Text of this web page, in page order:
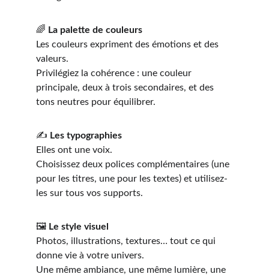
🌈 La palette de couleurs
Les couleurs expriment des émotions et des
valeurs.
Privilégiez la cohérence : une couleur
principale, deux à trois secondaires, et des
tons neutres pour équilibrer.
✍️ Les typographies
Elles ont une voix.
Choisissez deux polices complémentaires (une
pour les titres, une pour les textes) et utilisez-
les sur tous vos supports.
🖼️ Le style visuel
Photos, illustrations, textures… tout ce qui
donne vie à votre univers.
Une même ambiance, une même lumière, une